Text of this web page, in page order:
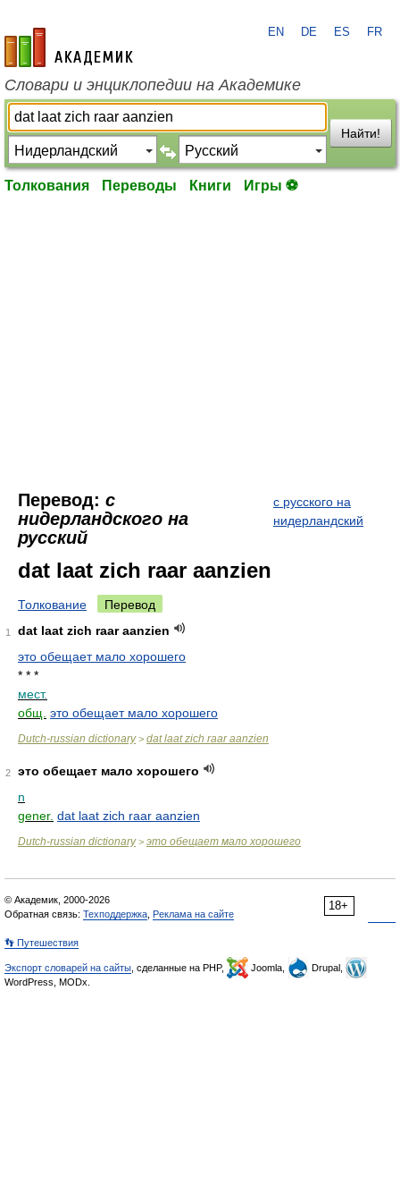
academic.ru
EN DE ES FR
Словари и энциклопедии на Академике
Найти!
Толкования Переводы Книги Игры ⚽
Перевод: с
нидерландского на
русский
с русского на
нидерландский
dat laat zich raar aanzien
Толкование Перевод
1
dat laat zich raar aanzien
это обещает мало хорошего
* * *
мест.
общ. это обещает мало хорошего
Dutch-russian dictionary> dat laat zich raar aanzien
2
это обещает мало хорошего
n
gener. dat laat zich raar aanzien
Dutch-russian dictionary> это обещает мало хорошего
18+
© Академик, 2000-2026
Обратная связь: Техподдержка Реклама на сайте
👣 Путешествия
Экспорт словарей на сайты , сделанные на PHP, Joomla,
Drupal,
WordPress, MODx.